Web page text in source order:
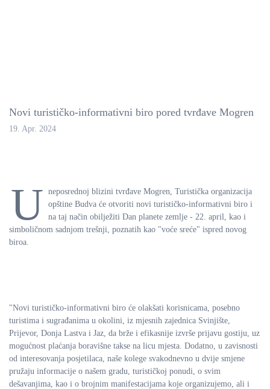
Novi turističko-informativni biro pored tvrđave Mogren
19. Apr. 2024
U neposrednoj blizini tvrđave Mogren, Turistička organizacija
opštine Budva će otvoriti novi turističko-informativni biro i
na taj način obilježiti Dan planete zemlje - 22. april, kao i
simboličnom sadnjom trešnji, poznatih kao "voće sreće" ispred novog
biroa.
"Novi turističko-informativni biro će olakšati korisnicama, posebno
turistima i sugrađanima u okolini, iz mjesnih zajednica Svinjište,
Prijevor, Donja Lastva i Jaz, da brže i efikasnije izvrše prijavu gostiju, uz
mogućnost plaćanja boravišne takse na licu mjesta. Dodatno, u zavisnosti
od interesovanja posjetilaca, naše kolege svakodnevno u dvije smjene
pružaju informacije o našem gradu, turističkoj ponudi, o svim
dešavanjima, kao i o brojnim manifestacijama koje organizujemo, ali i